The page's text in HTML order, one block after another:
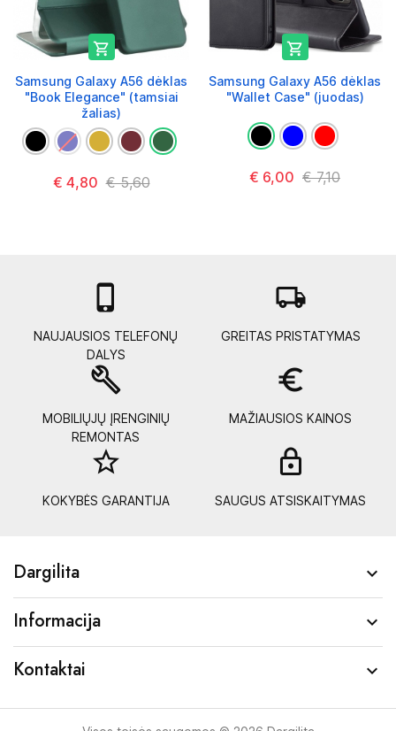

Samsung Galaxy A56 dėklas
"Book Elegance" (tamsiai
žalias)
€ 4,80 € 5,60

Samsung Galaxy A56 dėklas
"Wallet Case" (juodas)
€ 6,00 € 7,10

NAUJAUSIOS TELEFONŲ
DALYS
local_shipping
GREITAS PRISTATYMAS
build
MOBILIŲJŲ ĮRENGINIŲ
REMONTAS
euro_symbol
MAŽIAUSIOS KAINOS
star_border
KOKYBĖS GARANTIJA SAUGUS ATSISKAITYMAS
Dargilita 
Informacija 
Kontaktai 